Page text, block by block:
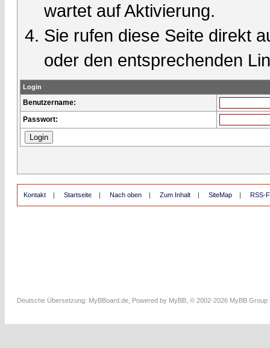
wartet auf Aktivierung.
Sie rufen diese Seite direkt
oder den entsprechenden
Login
Benutzername:
Passwort:
Kontakt | Startseite | Nach oben | Zum Inhalt | SiteMap | RSS-
Deutsche Übersetzung: MyBBoard.de , Powered by MyBB , © 2002-2026 MyBB Group